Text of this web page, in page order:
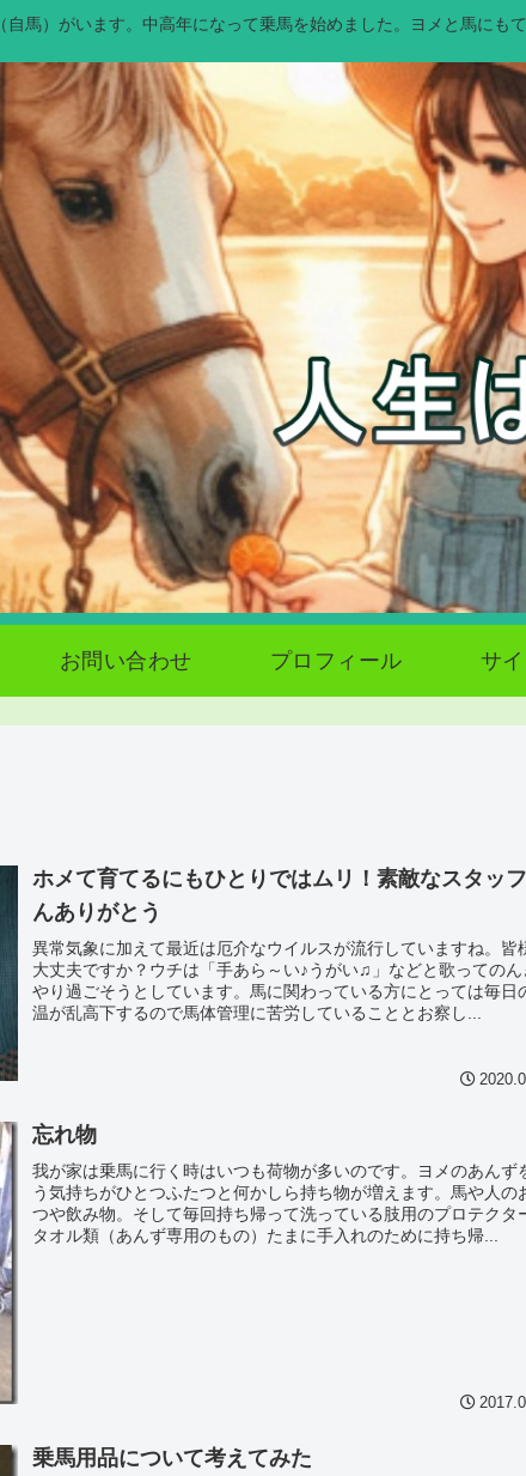
馬）がいます。中高年になって乗馬を始めました。ヨメと馬にも
お問い合わせ プロフィール サ
ホメて育てるにもひとりではムリ！素敵なスタッ
んありがとう
異常気象に加えて最近は厄介なウイルスが流行していますね。皆
大丈夫ですか？ウチは「手あら～い♪うがい♫」などと歌ってのん
やり過ごそうとしています。馬に関わっている方にとっては毎日
温が乱高下するので馬体管理に苦労していることとお察し...
忘れ物
我が家は乗馬に行く時はいつも荷物が多いのです。ヨメのあんず
う気持ちがひとつふたつと何かしら持ち物が増えます。馬や人の
つや飲み物。そして毎回持ち帰って洗っている肢用のプロテクタ
タオル類（あんず専用のもの）たまに手入れのために持ち帰...
乗馬用品について考えてみた